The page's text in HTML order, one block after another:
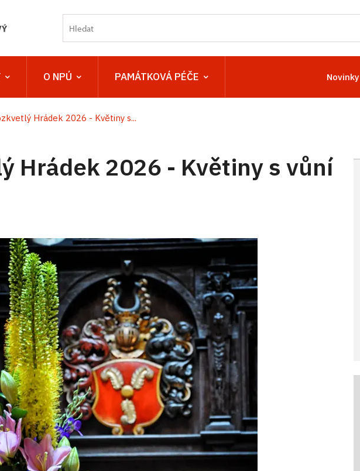
O NPÚ PAMÁTKOVÁ PÉČE Novinky
Hrádek 2026 - Květiny s...
Hrádek 2026 - Květiny s vůní